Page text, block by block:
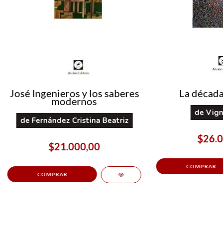
José Ingenieros y los saberes
modernos
de Fernández Cristina Beatriz
$21.000,00
La
de